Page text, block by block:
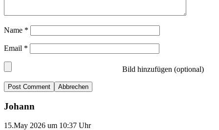
Name *
Email *
Bild hinzufügen (optional)
Abbrechen
Johann
15.May 2026 um 10:37 Uhr